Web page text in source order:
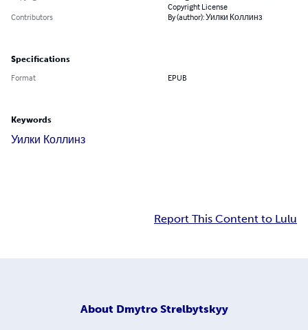
Copyright License
Contributors
By (author): Уилки Коллинз
Specifications
Format EPUB
Keywords
Уилки Коллинз
Report This Content to Lulu
About Dmytro Strelbytskyy